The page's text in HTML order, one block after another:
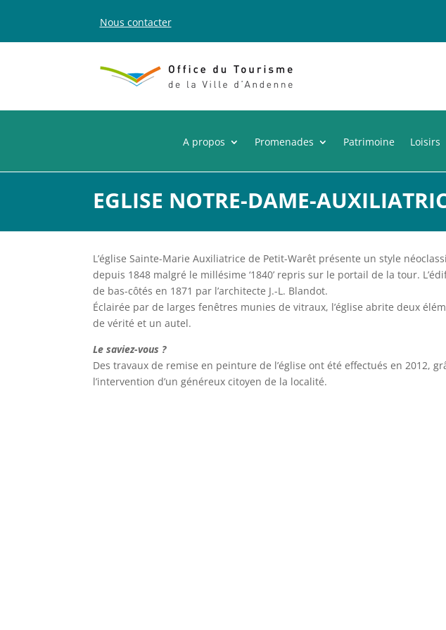
Nous contacter
A propos Promenades Patrimoine Loisirs
EGLISE NOTRE-DAME-
L’église Sainte-Marie Auxiliatrice de Petit-Warêt présente un style
depuis 1848 malgré le millésime ‘1840’ repris sur le portail de la tour.
de bas-côtés en 1871 par l’architecte J.-L. Blandot.
Éclairée par de larges fenêtres munies de vitraux, l’église abrite deux
de vérité et un autel.
Le saviez-vous ?
Des travaux de remise en peinture de l’église ont été effectués en 2012,
l’intervention d’un généreux citoyen de la localité.